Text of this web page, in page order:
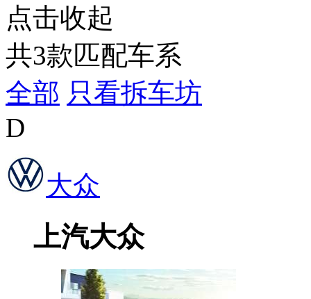
点击收起
共3款匹配车系
全部 只看拆车坊
D
大众
上汽大众